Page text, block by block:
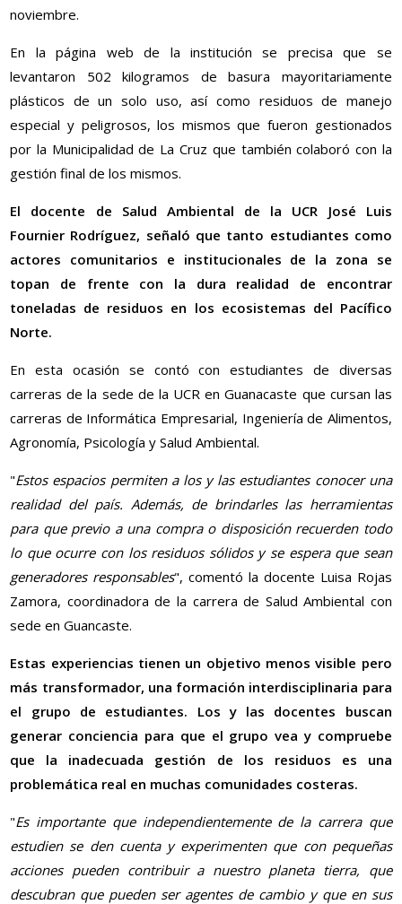
noviembre.
En la página web de la institución se precisa que se
levantaron 502 kilogramos de basura mayoritariamente
plásticos de un solo uso, así como residuos de manejo
especial y peligrosos, los mismos que fueron gestionados
por la Municipalidad de La Cruz que también colaboró con la
gestión final de los mismos.
El docente de Salud Ambiental de la UCR José Luis
Fournier Rodríguez, señaló que tanto estudiantes como
actores comunitarios e institucionales de la zona se
topan de frente con la dura realidad de encontrar
toneladas de residuos en los ecosistemas del Pacífico
Norte.
En esta ocasión se contó con estudiantes de diversas
carreras de la sede de la UCR en Guanacaste que cursan las
carreras de Informática Empresarial, Ingeniería de Alimentos,
Agronomía, Psicología y Salud Ambiental.
"Estos espacios permiten a los y las estudiantes conocer una
realidad del país. Además, de brindarles las herramientas
para que previo a una compra o disposición recuerden todo
lo que ocurre con los residuos sólidos y se espera que sean
generadores responsables", comentó la docente Luisa Rojas
Zamora, coordinadora de la carrera de Salud Ambiental con
sede en Guancaste.
Estas experiencias tienen un objetivo menos visible pero
más transformador, una formación interdisciplinaria para
el grupo de estudiantes. Los y las docentes buscan
generar conciencia para que el grupo vea y compruebe
que la inadecuada gestión de los residuos es una
problemática real en muchas comunidades costeras.
"Es importante que independientemente de la carrera que
estudien se den cuenta y experimenten que con pequeñas
acciones pueden contribuir a nuestro planeta tierra, que
descubran que pueden ser agentes de cambio y que en sus